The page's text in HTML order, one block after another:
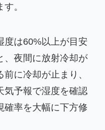
。
度は60%以上が目安
、夜間に放射冷却が
に冷却が止まり、
気予報で湿度を確認
確率を大幅に下方修